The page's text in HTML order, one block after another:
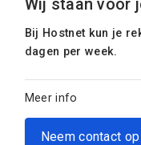
Wij staan voor
Bij Hostnet kun je
dagen per week.
Meer info
Neem contact op